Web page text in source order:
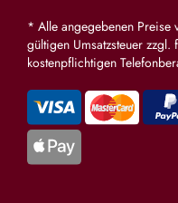
* Alle angegebenen Preise
gültigen Umsatzsteuer
kostenpflichtigen